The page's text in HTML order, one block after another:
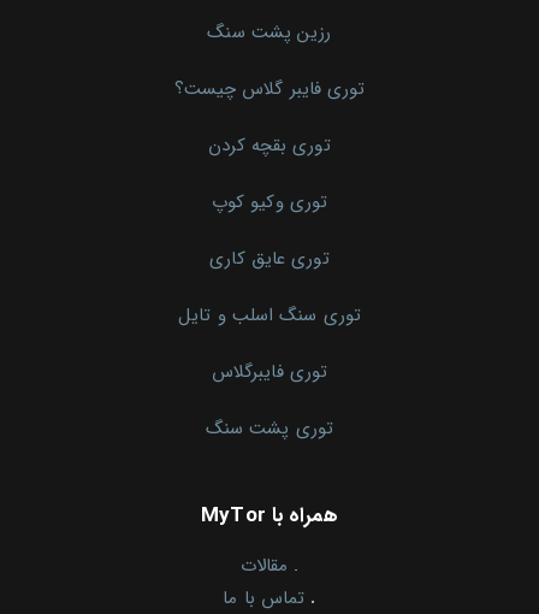
رزین پشت سنگ
توری فایبر گلاس چیست؟
توری بقچه کردن
توری وکیو کوپ
توری عایق کاری
توری سنگ اسلب و تایل
توری فایبرگلاس
توری پشت سنگ
همراه با MyTor
. مقالات
. تماس با ما